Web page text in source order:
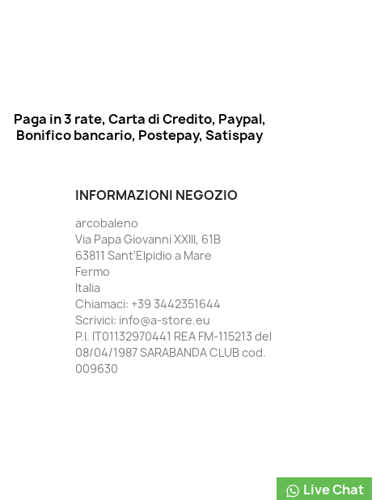
Paga in 3 rate, Carta di Credito, Paypal,
Bonifico bancario, Postepay, Satispay
INFORMAZIONI NEGOZIO
arcobaleno
Via Papa Giovanni XXIII, 61B
63811 Sant'Elpidio a Mare
Fermo
Italia
Chiamaci: +39 3442351644
Scrivici: info@a-store.eu
P.I. IT01132970441 REA FM-115213 del
08/04/1987 SARABANDA CLUB cod.
009630
Live Chat